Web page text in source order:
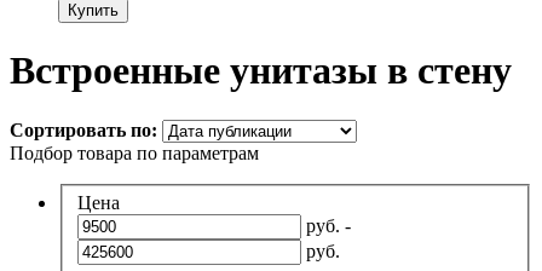
Купить
Встроенные унитазы в стену
Сортировать по:
Подбор товара по параметрам
Цена
руб. -
руб.